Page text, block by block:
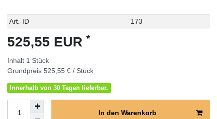
Technisches
Wert
Art.-ID 173
525,55 EUR *
Inhalt 1 Stück
Grundpreis 525,55 € / Stück
Innerhalb von 30 Tagen lieferbar.
In den Warenkorb